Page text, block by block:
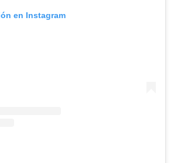
en Instagram